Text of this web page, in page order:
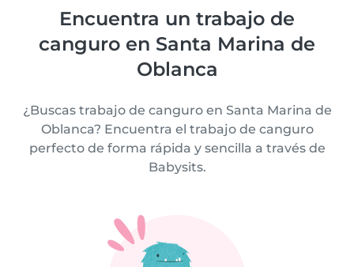
Encuentra un trabajo de
canguro en Santa Marina de
Oblanca
¿Buscas trabajo de canguro en Santa Marina de
Oblanca? Encuentra el trabajo de canguro
perfecto de forma rápida y sencilla a través de
Babysits.